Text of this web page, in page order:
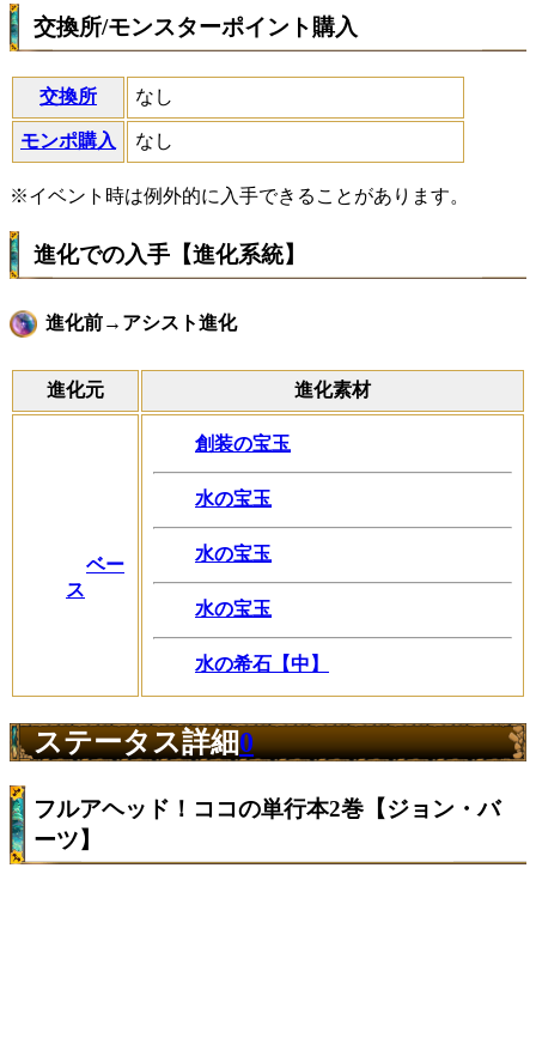
交換所/モンスターポイント購入
交換所 なし
モンポ購入 なし
※イベント時は例外的に入手できることがあります。
進化での入手【進化系統】
進化前→アシスト進化
進化元 進化素材
ベー
ス
創装の宝玉
水の宝玉
水の宝玉
水の宝玉
水の希石【中】
ステータス詳細0
フルアヘッド！ココの単行本2巻【ジョン・バ
ーツ】